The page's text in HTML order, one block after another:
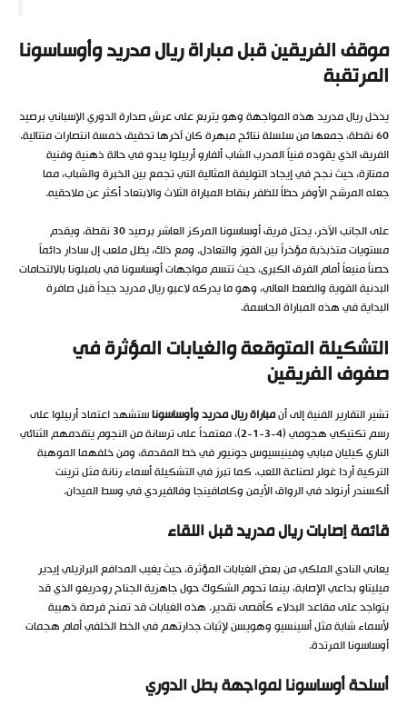
موقف الفريقين قبل مباراة ريال مدريد وأوساسونا
المرتقبة
يدخل ريال مدريد هذه المواجهة وهو يتربع على عرش صدارة الدوري الإسباني برصيد
60 نقطة، جمعها من سلسلة نتائج مبهرة كان آخرها تحقيق خمسة انتصارات متتالية.
الفريق الذي يقوده فنياً المدرب الشاب ألفارو أربيلوا يبدو في حالة ذهنية وفنية
ممتازة، حيث نجح في إيجاد التوليفة المثالية التي تجمع بين الخبرة والشباب، مما
جعله المرشح الأوفر حظاً للظفر بنقاط المباراة الثلاث والابتعاد أكثر عن ملاحقيه.
على الجانب الآخر، يحتل فريق أوساسونا المركز العاشر برصيد 30 نقطة، ويقدم
مستويات متذبذبة مؤخراً بين الفوز والتعادل. ومع ذلك، يظل ملعب إل سادار دائماً
حصناً منيعاً أمام الفرق الكبرى، حيث تتسم مواجهات أوساسونا في بامبلونا بالالتحامات
البدنية القوية والضغط العالي، وهو ما يدركه لاعبو ريال مدريد جيداً قبل صافرة
البداية في هذه المباراة الحاسمة.
التشكيلة المتوقعة والغيابات المؤثرة في
صفوف الفريقين
تشير التقارير الفنية إلى أنمباراة ريال مدريد وأوساسوناستشهد اعتماد أربيلوا على
رسم تكتيكي هجومي (4-3-1-2)، معتمداً على ترسانة من النجوم يتقدمهم الثنائي
الناري كيليان مبابي وفينيسيوس جونيور في خط المقدمة، ومن خلفهما الموهبة
التركية أردا غولر لصناعة اللعب. كما تبرز في التشكيلة أسماء رنانة مثل ترينت
ألكسندر أرنولد في الرواق الأيمن وكامافينجا وفالفيردي في وسط الميدان.
قائمة إصابات ريال مدريد قبل اللقاء
يعاني النادي الملكي من بعض الغيابات المؤثرة، حيث يغيب المدافع البرازيلي إيدير
ميليتاو بداعي الإصابة، بينما تحوم الشكوك حول جاهزية الجناح رودريغو الذي قد
يتواجد على مقاعد البدلاء كأقصى تقدير. هذه الغيابات قد تمنح فرصة ذهبية
لأسماء شابة مثل أسينسيو وهويسن لإثبات جدارتهم في الخط الخلفي أمام هجمات
أوساسونا المرتدة.
أسلحة أوساسونا لمواجهة بطل الدوري